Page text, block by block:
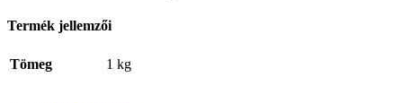
Termék jellemzői
Tömeg 1 kg